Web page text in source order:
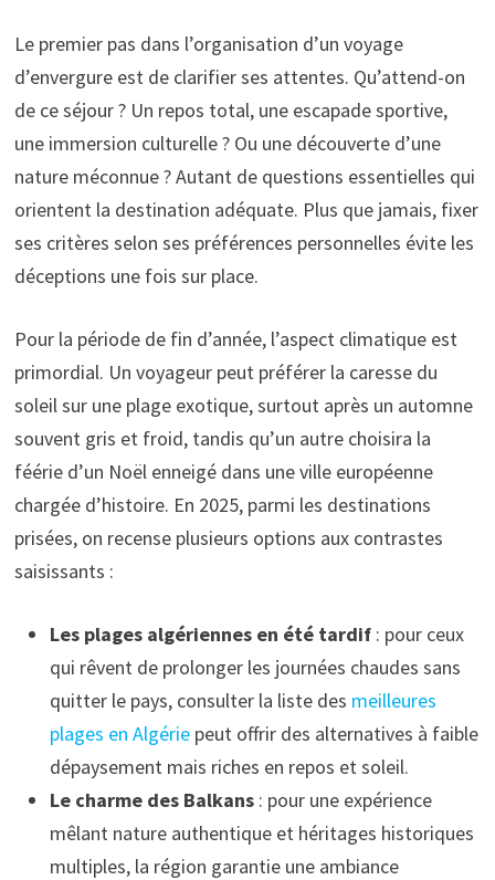
Le premier pas dans l’organisation d’un voyage
d’envergure est de clarifier ses attentes. Qu’attend-on
de ce séjour ? Un repos total, une escapade sportive,
une immersion culturelle ? Ou une découverte d’une
nature méconnue ? Autant de questions essentielles qui
orientent la destination adéquate. Plus que jamais, fixer
ses critères selon ses préférences personnelles évite les
déceptions une fois sur place.
Pour la période de fin d’année, l’aspect climatique est
primordial. Un voyageur peut préférer la caresse du
soleil sur une plage exotique, surtout après un automne
souvent gris et froid, tandis qu’un autre choisira la
féérie d’un Noël enneigé dans une ville européenne
chargée d’histoire. En 2025, parmi les destinations
prisées, on recense plusieurs options aux contrastes
saisissants :
Les plages algériennes en été tardif: pour ceux
qui rêvent de prolonger les journées chaudes sans
quitter le pays, consulter la liste des meilleures
plages en Algériepeut offrir des alternatives à faible
dépaysement mais riches en repos et soleil.
Le charme des Balkans: pour une expérience
mêlant nature authentique et héritages historiques
multiples, la région garantie une ambiance